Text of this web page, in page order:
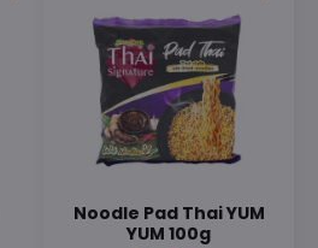
Noodle Pad Thai YUM
YUM 100g